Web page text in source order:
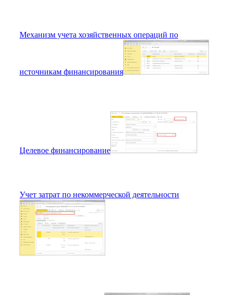
Механизм учета хозяйственных операций по
источникам финансирования
Целевое финансирование
Учет затрат по некоммерческой деятельности